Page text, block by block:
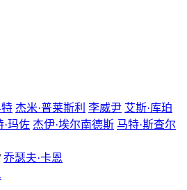
特 杰米·普莱斯利 李威尹 艾斯·库珀
·玛佐 杰伊·埃尔南德斯 马特·斯查尔
乔瑟夫·卡恩